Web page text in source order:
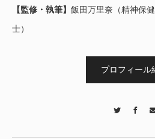
【監修・執筆】 飯田万里奈（精神保
士）
プロフィール